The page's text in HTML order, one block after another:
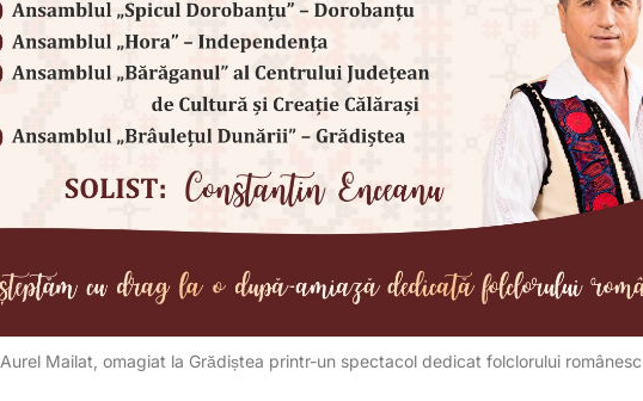
Aurel Mailat, omagiat la Grădiștea printr-un spectacol dedicat folclorului românesc